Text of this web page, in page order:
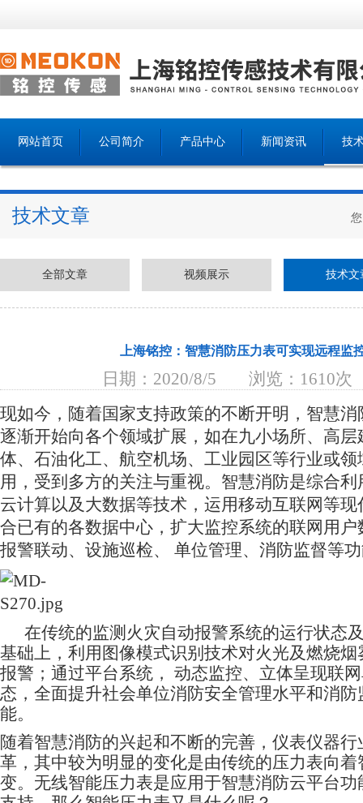
网站首页 公司简介 产品中心 新闻资讯 技
技术文章
全部文章 视频展示 技术文
上海铭控：智慧消防压力表可实现远程监
日期：2020/8/5
浏览：1610次
现如今，随着国家支持政策的不断开明，智慧
逐渐开始向各个领域扩展，如在九小场所、高
体、石油化工、航空机场、工业园区等行业或领
用，受到多方的关注与重视。智慧消防是综合利
云计算以及大数据等技术，运用移动互联网等
合已有的各数据中心，扩大监控系统的联网用户
报警联动、设施巡检、 单位管理、消防监督等
在传统的监测火灾自动报警系统的运行状态
基础上，利用图像模式识别技术对火光及燃烧
报警；通过平台系统， 动态监控、立体呈现联
态，全面提升社会单位消防安全管理水平和消防
能。
随着智慧消防的兴起和不断的完善， 仪表仪器行
革，其中较为明显的变化是由传统的压力表向着
变。 无线智能压力表是应用于智慧消防云平台